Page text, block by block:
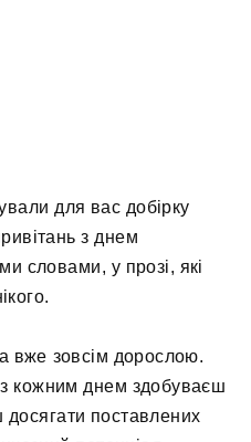
для вас добірку
з днем
словами, у прозі, які
вже зовсім дорослою.
кожним днем ​​здобуваєш
поставлених